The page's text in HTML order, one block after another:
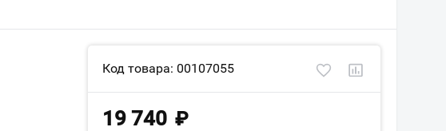
Код товара: 00107055
19 740 ₽